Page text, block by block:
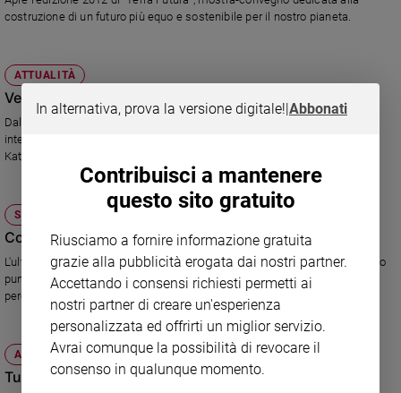
costruzione di un futuro più equo e sostenibile per il nostro pianeta.
ATTUALITÀ
Verona, capitale mondiale della musica
Dal 19 al 22 aprile Verona ospita l'evento "Classical Music World", che
intende avvicinare i giovani alla "classica" e trovare un nuovo pubblico.
Katia Ricciarelli madrina dell'evento.
SOCIETÀ E VALORI
Consumi: fare "la cosa giusta" si può
L'ultima edizione della fiera "Fa la cosa giusta!" ha avuto grande successo
puntando sul consumo critico, per tutte le tasche. E ha indicato nuovi
percorsi di vita più "sostenibili".
ATTUALITÀ
Tutto il fascino dei cavalli
In alternativa, prova la versione digitale!|Abbonati
Contribuisci a mantenere
questo sito gratuito
Riusciamo a fornire informazione gratuita
grazie alla pubblicità erogata dai nostri partner.
Accettando i consensi richiesti permetti ai
nostri partner di creare un'esperienza
personalizzata ed offrirti un miglior servizio.
Avrai comunque la possibilità di revocare il
consenso in qualunque momento.